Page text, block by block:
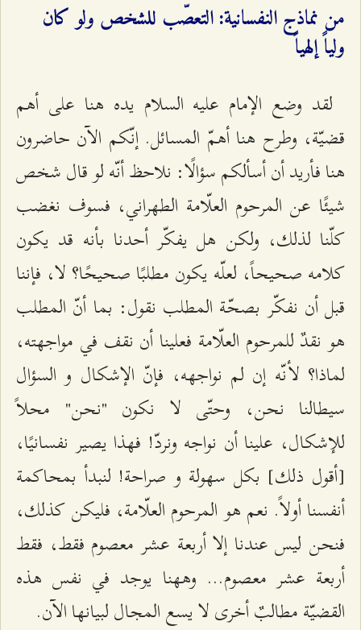
من نماذج النفسانية: التعصّب للشخص ولو كان
ولياً إلهياً
لقد وضع الإمام عليه السلام يده هنا على أهم
قضيّة، وطرح هنا أهمّ المسائل. إنّكم الآن حاضرون
هنا فأريد أن أسألكم سؤالًا: نلاحظ أنّه لو قال شخص
شيئًا عن المرحوم العلّامة الطهراني، فسوف نغضب
كلّنا لذلك، ولكن هل يفكّر أحدنا بأنه قد يكون
كلامه صحيحاً، لعلّه يكون مطلبًا صحيحًا؟ لا، فإننا
قبل أن نفكّر بصحّة المطلب نقول: بما أنّ المطلب
هو نقدٌ للمرحوم العلّامة فعلينا أن نقف في مواجهته،
لماذا؟ لأنّه إن لم نواجهه، فإنّ الإشكال و السؤال
سيطالنا نحن، وحتّى لا نكون "نحن" محلاً
للإشكال، علينا أن نواجه ونردّ! فهذا يصير نفسانيًا،
[أقول ذلك] بكل سهولة و صراحة! لنبدأ بمحاكمة
أنفسنا أولاً. نعم هو المرحوم العلّامة، فليكن كذلك،
فنحن ليس عندنا إلا أربعة عشر معصوم فقط، فقط
أربعة عشر معصوم... وههنا يوجد في نفس هذه
القضيّة مطالبٌ أخرى لا يسع المجال لبيانها الآن.